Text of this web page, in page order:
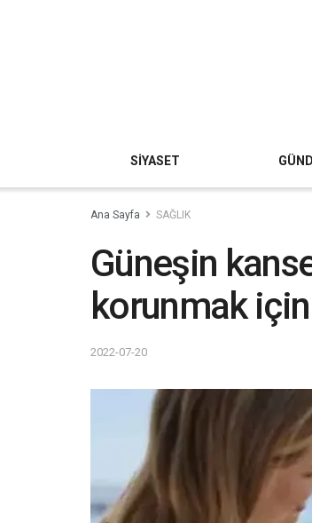
SİYASET
Ana Sayfa SAĞLIK
Güneşin
korunmak
2022-07-20